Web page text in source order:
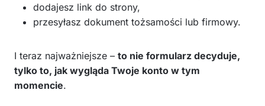
dodajesz link do strony,
przesyłasz dokument tożsamości lub firmowy.
I teraz najważniejsze – to nie formularz decyduje,
tylko to, jak wygląda Twoje konto w tym
momencie.